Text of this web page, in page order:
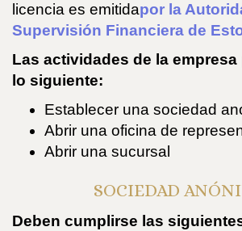
licencia es emitidapor la
Supervisión Financiera de
Las actividades de la
lo siguiente:
Establecer una sociedad
Abrir una oficina de
Abrir una sucursal
SOCIEDAD
Deben cumplirse las